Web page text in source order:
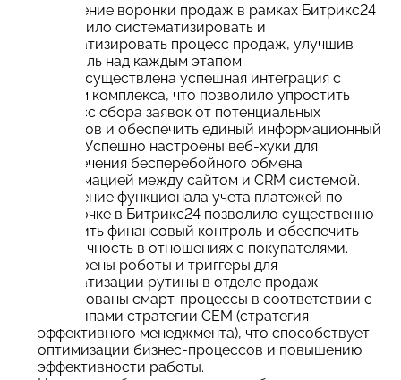
Внедрение воронки продаж в рамках Битрикс24
позволило систематизировать и
автоматизировать процесс продаж, улучшив
контроль над каждым этапом.
Была осуществлена успешная интеграция с
сайтом комплекса, что позволило упростить
процесс сбора заявок от потенциальных
клиентов и обеспечить единый информационный
поток. Успешно настроены веб-хуки для
обеспечения бесперебойного обмена
информацией между сайтом и CRM системой.
Внедрение функционала учета платежей по
рассрочке в Битрикс24 позволило существенно
улучшить финансовый контроль и обеспечить
прозрачность в отношениях с покупателями.
Настроены роботы и триггеры для
автоматизации рутины в отделе продаж.
Реализованы смарт-процессы в соответствии с
принципами стратегии СЕМ (стратегия
эффективного менеджмента), что способствует
оптимизации бизнес-процессов и повышению
эффективности работы.